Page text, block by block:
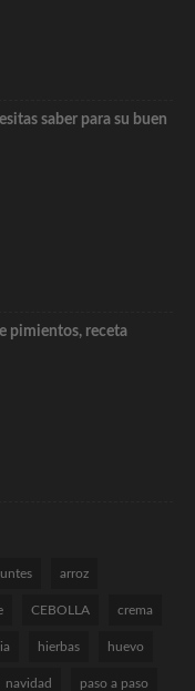
saber para su buen
pimientos, receta
arroz
CEBOLLA crema
hierbas huevo
navidad paso a paso